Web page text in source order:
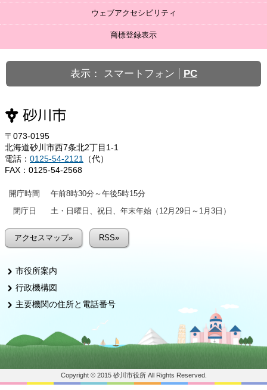
ウェブアクセシビリティ
商標登録表示
表示： スマートフォン PC
〒073-0195
北海道砂川市西7条北2丁目1-1
電話： 0125-54-2121
（代）
FAX：0125-54-2568
開庁時間
午前8時30分～午後5時15分
閉庁日
土・日曜日、祝日、年末年始（12月29日～1月3日）
アクセスマップ» RSS»
市役所案内
行政機構図
主要機関の住所と電話番号
Copyright © 2015 砂川市役所 All Rights Reserved.